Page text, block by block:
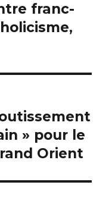
franc-
» pour le
Orient